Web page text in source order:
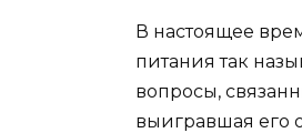
В настоящее
питания так
вопросы,
выигравшая его